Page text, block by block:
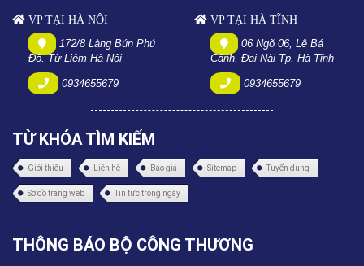
VP TẠI HÀ NỘI
172/8 Làng Bún Phú
Đô. Từ Liêm Hà Nội
0934655679
VP TẠI HÀ TĨNH
06 Ngõ 06, Lê Bá
Cảnh, Đại Nài Tp. Hà Tĩnh
0934655679
TỪ KHÓA TÌM KIẾM
Giới thiệu Liên hệ Báo giá Sitemap Tuyển dụng
Sơ đồ trang web Tin tức trong ngày
THÔNG BÁO BỘ CÔNG THƯƠNG